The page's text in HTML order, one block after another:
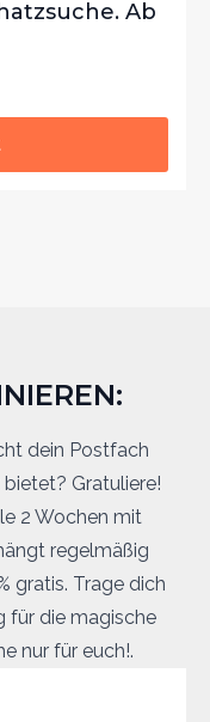
Ab
dein Postfach
Gratuliere!
2 Wochen mit
regelmäßig
gratis. Trage dich
für die magische
nur für euch!.